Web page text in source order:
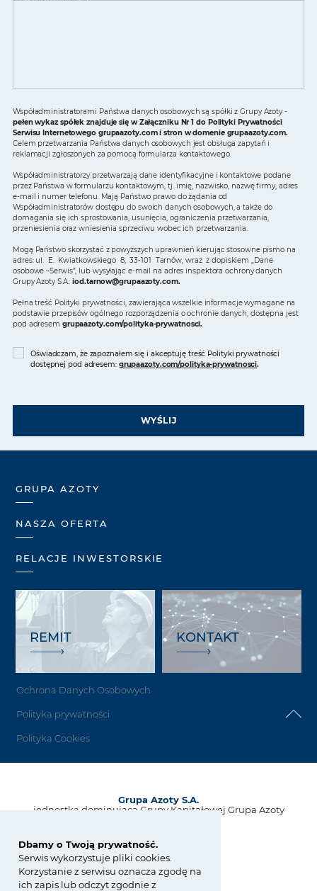
Dbamy o Twoją prywatność.
Serwis wykorzystuje pliki cookies.
Korzystanie z serwisu oznacza zgodę na
ich zapis lub odczyt zgodnie z
Współadministratorami Państwa danych osobowych są spółki z Grupy Azoty -
pełen wykaz spółek znajduje się w Załączniku Nr 1 do Polityki Prywatności
Serwisu Internetowego grupaazoty.com i stron w domenie grupaazoty.com.
Celem przetwarzania Państwa danych osobowych jest obsługa zapytań i
reklamacji zgłoszonych za pomocą formularza kontaktowego.
Współadministratorzy przetwarzają dane identyfikacyjne i kontaktowe podane
przez Państwa w formularzu kontaktowym, tj. imię, nazwisko, nazwę firmy, adres
e-mail i numer telefonu. Mają Państwo prawo do żądania od
Współadministratorów dostępu do swoich danych osobowych, a także do
domagania się ich sprostowania, usunięcia, ograniczenia przetwarzania,
przeniesienia oraz wniesienia sprzeciwu wobec ich przetwarzania.
Mogą Państwo skorzystać z powyższych uprawnień kierując stosowne pismo na
adres: ul. E. Kwiatkowskiego 8, 33-101 Tarnów, wraz z dopiskiem „Dane
osobowe –Serwis”, lub wysyłając e-mail na adres inspektora ochrony danych
Grupy Azoty S.A.:iod.tarnow@grupaazoty.com.
Pełna treść Polityki prywatności, zawierająca wszelkie informacje wymagane na
podstawie przepisów ogólnego rozporządzenia o ochronie danych, dostępna jest
pod adresem grupaazoty.com/polityka-prywatnosci.
Oświadczam, że zapoznałem się i akceptuję treść Polityki prywatności
dostępnej pod adresem: grupaazoty.com/polityka-prywatnosci.
WYŚLIJ
GRUPA AZOTY
NASZA OFERTA
RELACJE INWESTORSKIE
REMIT KONTAKT
Ochrona Danych Osobowych
Polityka prywatności
Polityka Cookies
Grupa Azoty S.A.
jednostka dominująca Grupy Kapitałowej Grupa Azoty
33-101 Tarnów, Polska
tel.:+48 14 637 37 37
fax: +48 14 633 07 18
kontakt@grupaazoty.com